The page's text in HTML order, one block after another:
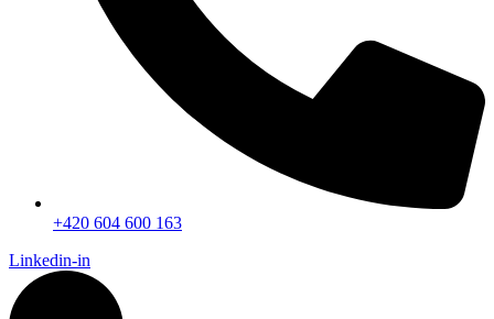
+420 604 600 163
Linkedin-in